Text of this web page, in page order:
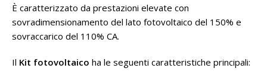
È caratterizzato da prestazioni elevate con
sovradimensionamento del lato fotovoltaico del 150% e
sovraccarico del 110% CA.
Il Kit fotovoltaico ha le seguenti caratteristiche principali: